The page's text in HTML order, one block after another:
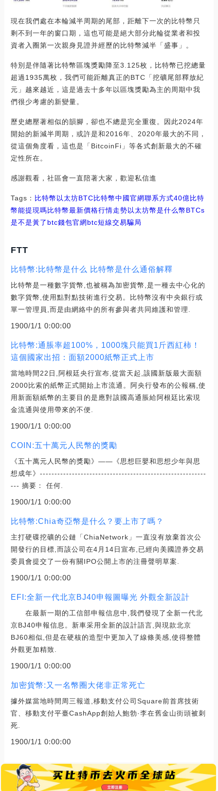
現在我們處在本輪減半周期的尾部，距離下一次的比特幣只
剩不到一年的窗口期，這也可能是絕大部分此輪從業者和投
資者入圈第一次親身見證并經歷的比特幣減半「盛事」。
特別是伴隨著比特幣區塊獎勵降至3.125枚，比特幣已挖總量
超過1935萬枚，我們可能距離真正的BTC「挖礦尾部釋放紀
元」越來越近，這是過去十多年以區塊獎勵為主的周期中我
們很少考慮的新變量。
歷史總壓著相似的韻腳，卻也不總是完全重復。因此2024年
開始的新減半周期，或許是和2016年、2020年最大的不同，
從這個角度看，這也是「BitcoinFi」等各式創新最大的不確
定性所在。
感謝觀看，社區會一直陪著大家，歡迎私信進
Tags： 比特幣 以太坊BTC比特幣中國官網聯系方式40億比特
幣能提現嗎比特幣最新價格行情走勢以太坊幣是什么幣BTCs
是不是黃了 btc錢包官網btc短線交易騙局
FTT
比特幣:比特幣是什么 比特幣是什么通俗解釋
比特幣是一種數字貨幣,也被稱為加密貨幣,是一種去中心化的
數字貨幣,使用點對點技術進行交易。比特幣沒有中央銀行或
單一管理員,而是由網絡中的所有參與者共同維護和管理.
1900/1/1 0:00:00
比特幣:通脹率超100%，1000塊只能買1斤西紅柿！
這個國家出招：面額2000紙幣正式上市
當地時間22日,阿根廷央行宣布,從當天起,該國新版最大面額
2000比索的紙幣正式開始上市流通。阿央行發布的公報稱,使
用新面額紙幣的主要目的是應對該國高通脹給阿根廷比索現
金流通與使用帶來的不便.
1900/1/1 0:00:00
COIN:五十萬元人民幣的獎勵
《五十萬元人民幣的獎勵》——《思想巨嬰和思想少年與思
想成年》---------------------------------------------------------
--- 摘要： 任何.
1900/1/1 0:00:00
比特幣:Chia奇亞幣是什么？要上市了嗎？
主打硬碟挖礦的公鏈「ChiaNetwork」一直沒有放棄首次公
開發行的目標,而該公司在4月14日宣布,已經向美國證券交易
委員會提交了一份有關IPO公開上市的注冊聲明草案.
1900/1/1 0:00:00
EFI:全新一代北京BJ40申報圖曝光 外觀全新設計
在最新一期的工信部申報信息中,我們發現了全新一代北
京BJ40申報信息。新車采用全新的設計語言,與現款北京
BJ60相似,但是在硬核的造型中更加入了線條美感,使得整體
外觀更加精致.
1900/1/1 0:00:00
加密貨幣:又一名幣圈大佬非正常死亡
據外媒當地時間周三報道,移動支付公司Square前首席技術
官、移動支付平臺CashApp創始人鮑勃·李在舊金山街頭被刺
死.
1900/1/1 0:00:00